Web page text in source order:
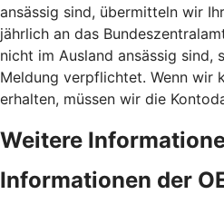
ansässig sind, übermitteln wir
jährlich an das
nicht im Ausland ansässig sind,
Meldung verpflichtet. Wenn wir
erhalten, müssen wir die
Weitere
Informationen der